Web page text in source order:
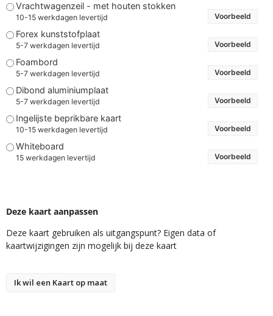
Vrachtwagenzeil - met houten stokken
10-15 werkdagen levertijd Voorbeeld
Forex kunststofplaat
5-7 werkdagen levertijd Voorbeeld
Foambord
5-7 werkdagen levertijd Voorbeeld
Dibond aluminiumplaat
5-7 werkdagen levertijd Voorbeeld
Ingelijste beprikbare kaart
10-15 werkdagen levertijd Voorbeeld
Whiteboard
15 werkdagen levertijd Voorbeeld
Deze kaart aanpassen
Deze kaart gebruiken als uitgangspunt? Eigen data of
kaartwijzigingen zijn mogelijk bij deze kaart
Ik wil een Kaart op maat